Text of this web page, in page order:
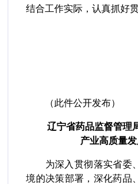
结合工作实际，认真抓好贯
（此件公开发布）
辽宁省药品监督管理
产业高质量
为深入贯彻落实省委
境的决策部署，深化药品